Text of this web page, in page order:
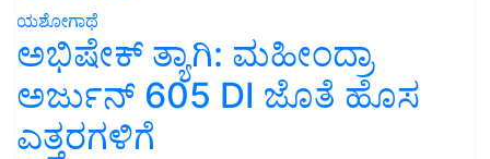
ಯಶೋಗಾಥೆ
ಅಭಿಷೇಕ್ ತ್ಯಾಗಿ: ಮಹೀಂದ್ರಾ
ಅರ್ಜುನ್ 605 DI ಜೊತೆ ಹೊಸ
ಎತ್ತರಗಳಿಗೆ